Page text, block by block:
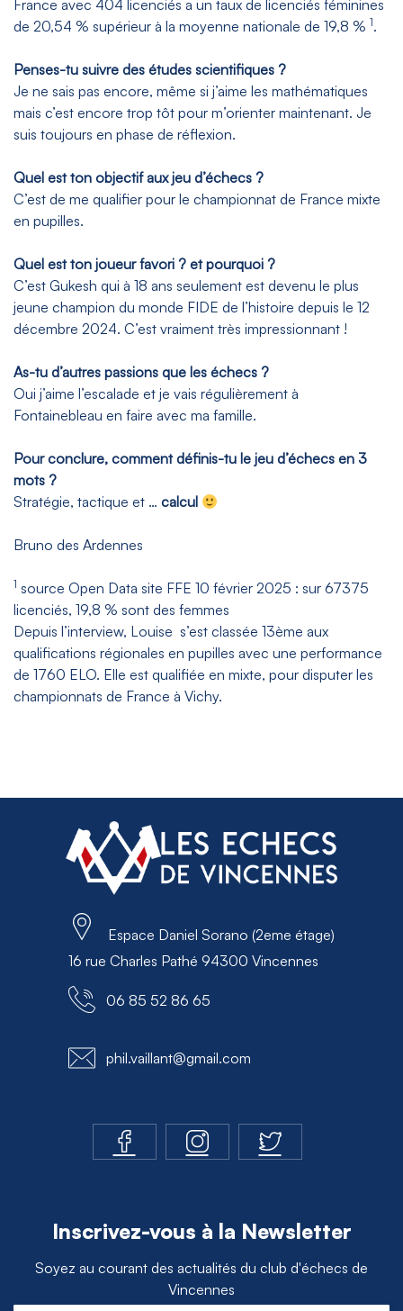
France avec 404 licenciés a un taux de licenciés féminines
de 20,54 % supérieur à la moyenne nationale de 19,8 % 1.
Penses-tu suivre des études scientifiques ?
Je ne sais pas encore, même si j’aime les mathématiques
mais c’est encore trop tôt pour m’orienter maintenant. Je
suis toujours en phase de réflexion.
Quel est ton objectif aux jeu d’échecs ?
C’est de me qualifier pour le championnat de France mixte
en pupilles.
Quel est ton joueur favori ? et pourquoi ?
C’est Gukesh qui à 18 ans seulement est devenu le plus
jeune champion du monde FIDE de l’histoire depuis le 12
décembre 2024. C’est vraiment très impressionnant !
As-tu d’autres passions que les échecs ?
Oui j’aime l’escalade et je vais régulièrement à
Fontainebleau en faire avec ma famille.
Pour conclure, comment définis-tu le jeu d’échecs en 3
mots ?
Stratégie, tactique et … calcul
Bruno des Ardennes
1 source Open Data site FFE 10 février 2025 : sur 67375
licenciés, 19,8 % sont des femmes
Depuis l’interview, Louise s’est classée 13ème aux
qualifications régionales en pupilles avec une performance
de 1760 ELO. Elle est qualifiée en mixte, pour disputer les
championnats de France à Vichy.
Espace Daniel Sorano (2eme étage)
16 rue Charles Pathé 94300 Vincennes
06 85 52 86 65
phil.vaillant@gmail.com
Inscrivez-vous à la Newsletter
Soyez au courant des actualités du club d'échecs de
Vincennes